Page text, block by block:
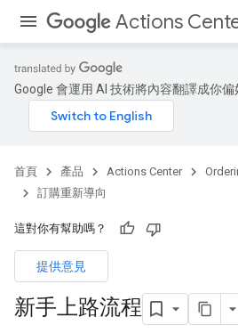
Actions
Google 會運用 AI 技術將內容翻譯成你偏
首頁 產品 Actions Center
訂購重新導向
這對你有幫助嗎？
提供意見
新手上路流程